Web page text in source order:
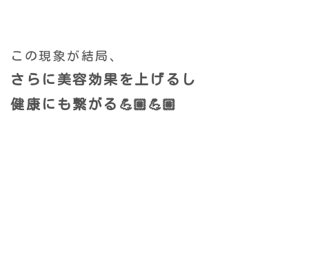
この現象が結局、
さらに美容効果を上げるし
健康にも繋がる💪🏼💪🏼